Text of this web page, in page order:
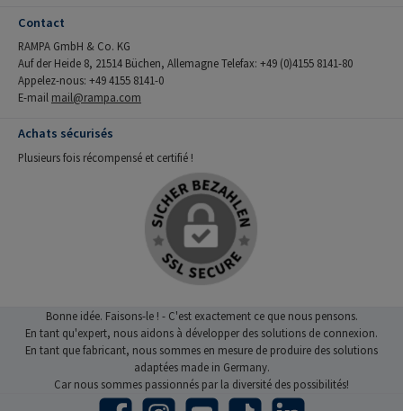
Contact
RAMPA GmbH & Co. KG
Auf der Heide 8, 21514 Büchen, Allemagne Telefax: +49 (0)4155 8141-80
Appelez-nous: +49 4155 8141-0
E-mail mail@rampa.com
Achats sécurisés
Plusieurs fois récompensé et certifié !
Bonne idée. Faisons-le ! - C'est exactement ce que nous pensons.
En tant qu'expert, nous aidons à développer des solutions de connexion.
En tant que fabricant, nous sommes en mesure de produire des solutions
adaptées made in Germany.
Car nous sommes passionnés par la diversité des possibilités!